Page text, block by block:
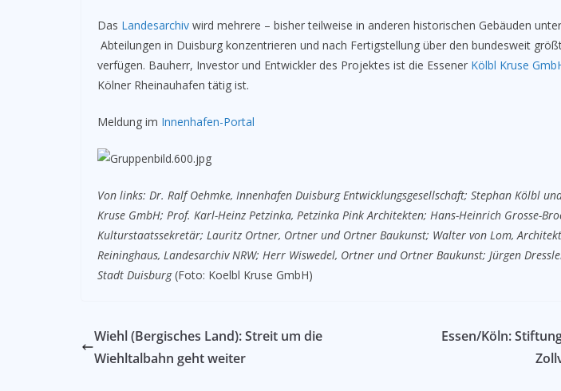
Das Landesarchiv wird mehrere – bisher teilweise in anderen historischen Gebäuden
Abteilungen in Duisburg konzentrieren und nach Fertigstellung über den bundesweit
verfügen. Bauherr, Investor und Entwickler des Projektes ist die Essener Kölbl Kruse
Kölner Rheinauhafen tätig ist.
Meldung im Innenhafen-Portal
Von links: Dr. Ralf Oehmke, Innenhafen Duisburg Entwicklungsgesellschaft; Stephan Kölbl
Kruse GmbH; Prof. Karl-Heinz Petzinka, Petzinka Pink Architekten; Hans-Heinrich Grosse-
Kulturstaatssekretär; Lauritz Ortner, Ortner und Ortner Baukunst; Walter von Lom,
Reininghaus, Landesarchiv NRW; Herr Wiswedel, Ortner und Ortner Baukunst; Jürgen
Stadt Duisburg(Foto: Koelbl Kruse GmbH)
Wiehl (Bergisches Land): Streit um die
Wiehltalbahn geht weiter
Essen/Köln: